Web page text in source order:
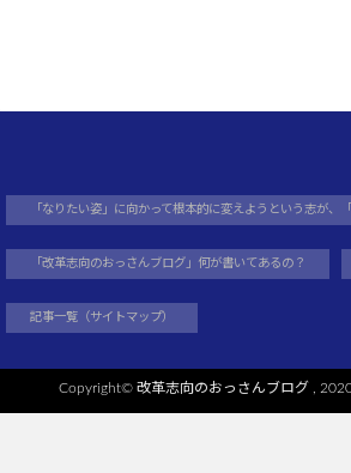
「なりたい姿」に向かって根本的に変えようという志が、「
「改革志向のおっさんブログ」何が書いてあるの？
記事一覧（サイトマップ）
Copyright© 改革志向のおっさんブログ, 2020